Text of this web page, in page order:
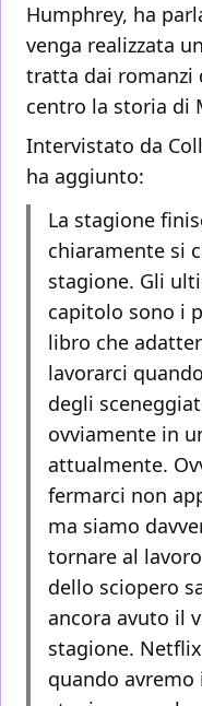
Humphrey, ha
venga realizzata
tratta dai romanzi
centro la storia di
Intervistato da
ha aggiunto:
La stagione
chiaramente si
stagione. Gli
capitolo sono i
libro che
lavorarci
degli
ovviamente in
attualmente.
fermarci non
ma siamo
tornare al
dello sciopero
ancora avuto il
stagione.
quando